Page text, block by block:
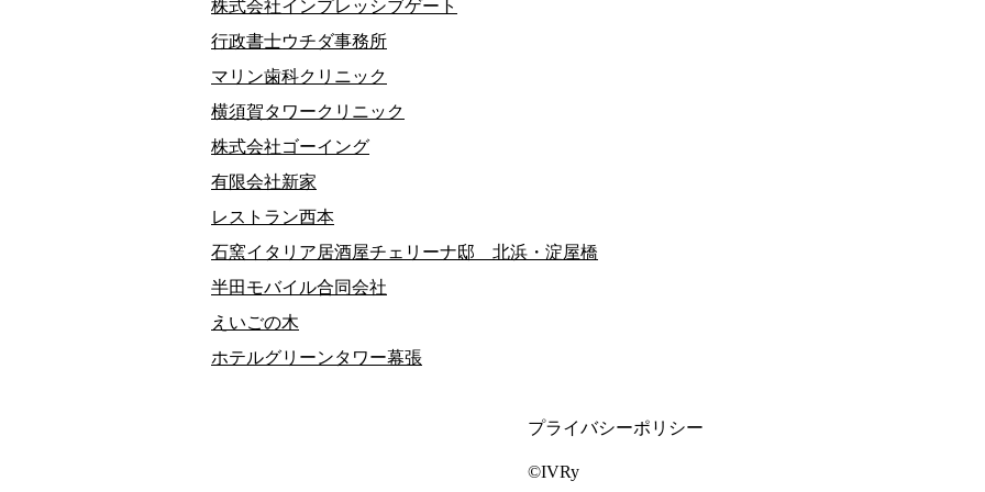
株式会社インプレッシブゲート
行政書士ウチダ事務所
マリン歯科クリニック
横須賀タワークリニック
株式会社ゴーイング
有限会社新家
レストラン西本
石窯イタリア居酒屋チェリーナ邸 北浜・淀屋橋
半田モバイル合同会社
えいごの木
ホテルグリーンタワー幕張
プライバシーポリシー
©IVRy